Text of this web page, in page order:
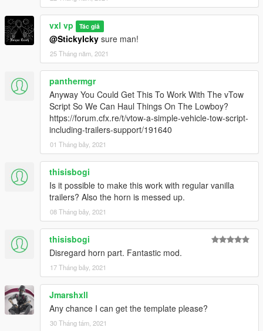
vxl vp Tác giả
@StickyIcky sure man!
25 Tháng năm, 2021
panthermgr
Anyway You Could Get This To Work With The vTow
Script So We Can Haul Things On The Lowboy?
https://forum.cfx.re/t/vtow-a-simple-vehicle-tow-script-
including-trailers-support/191640
01 Tháng bảy, 2021
thisisbogi
Is it possible to make this work with regular vanilla
trailers? Also the horn is messed up.
08 Tháng bảy, 2021
thisisbogi
Disregard horn part. Fantastic mod.
17 Tháng bảy, 2021
Jmarshxll
Any chance I can get the template please?
30 Tháng tám, 2021